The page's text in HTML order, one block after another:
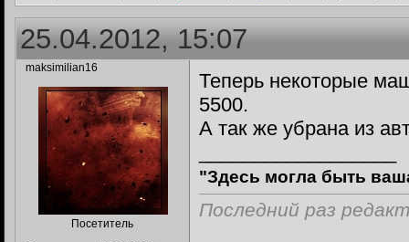
25.04.2012, 15:07
maksimilian16
Посетитель
Теперь некоторые
5500.
А так же убрана из
"Здесь могла быть
Последний раз